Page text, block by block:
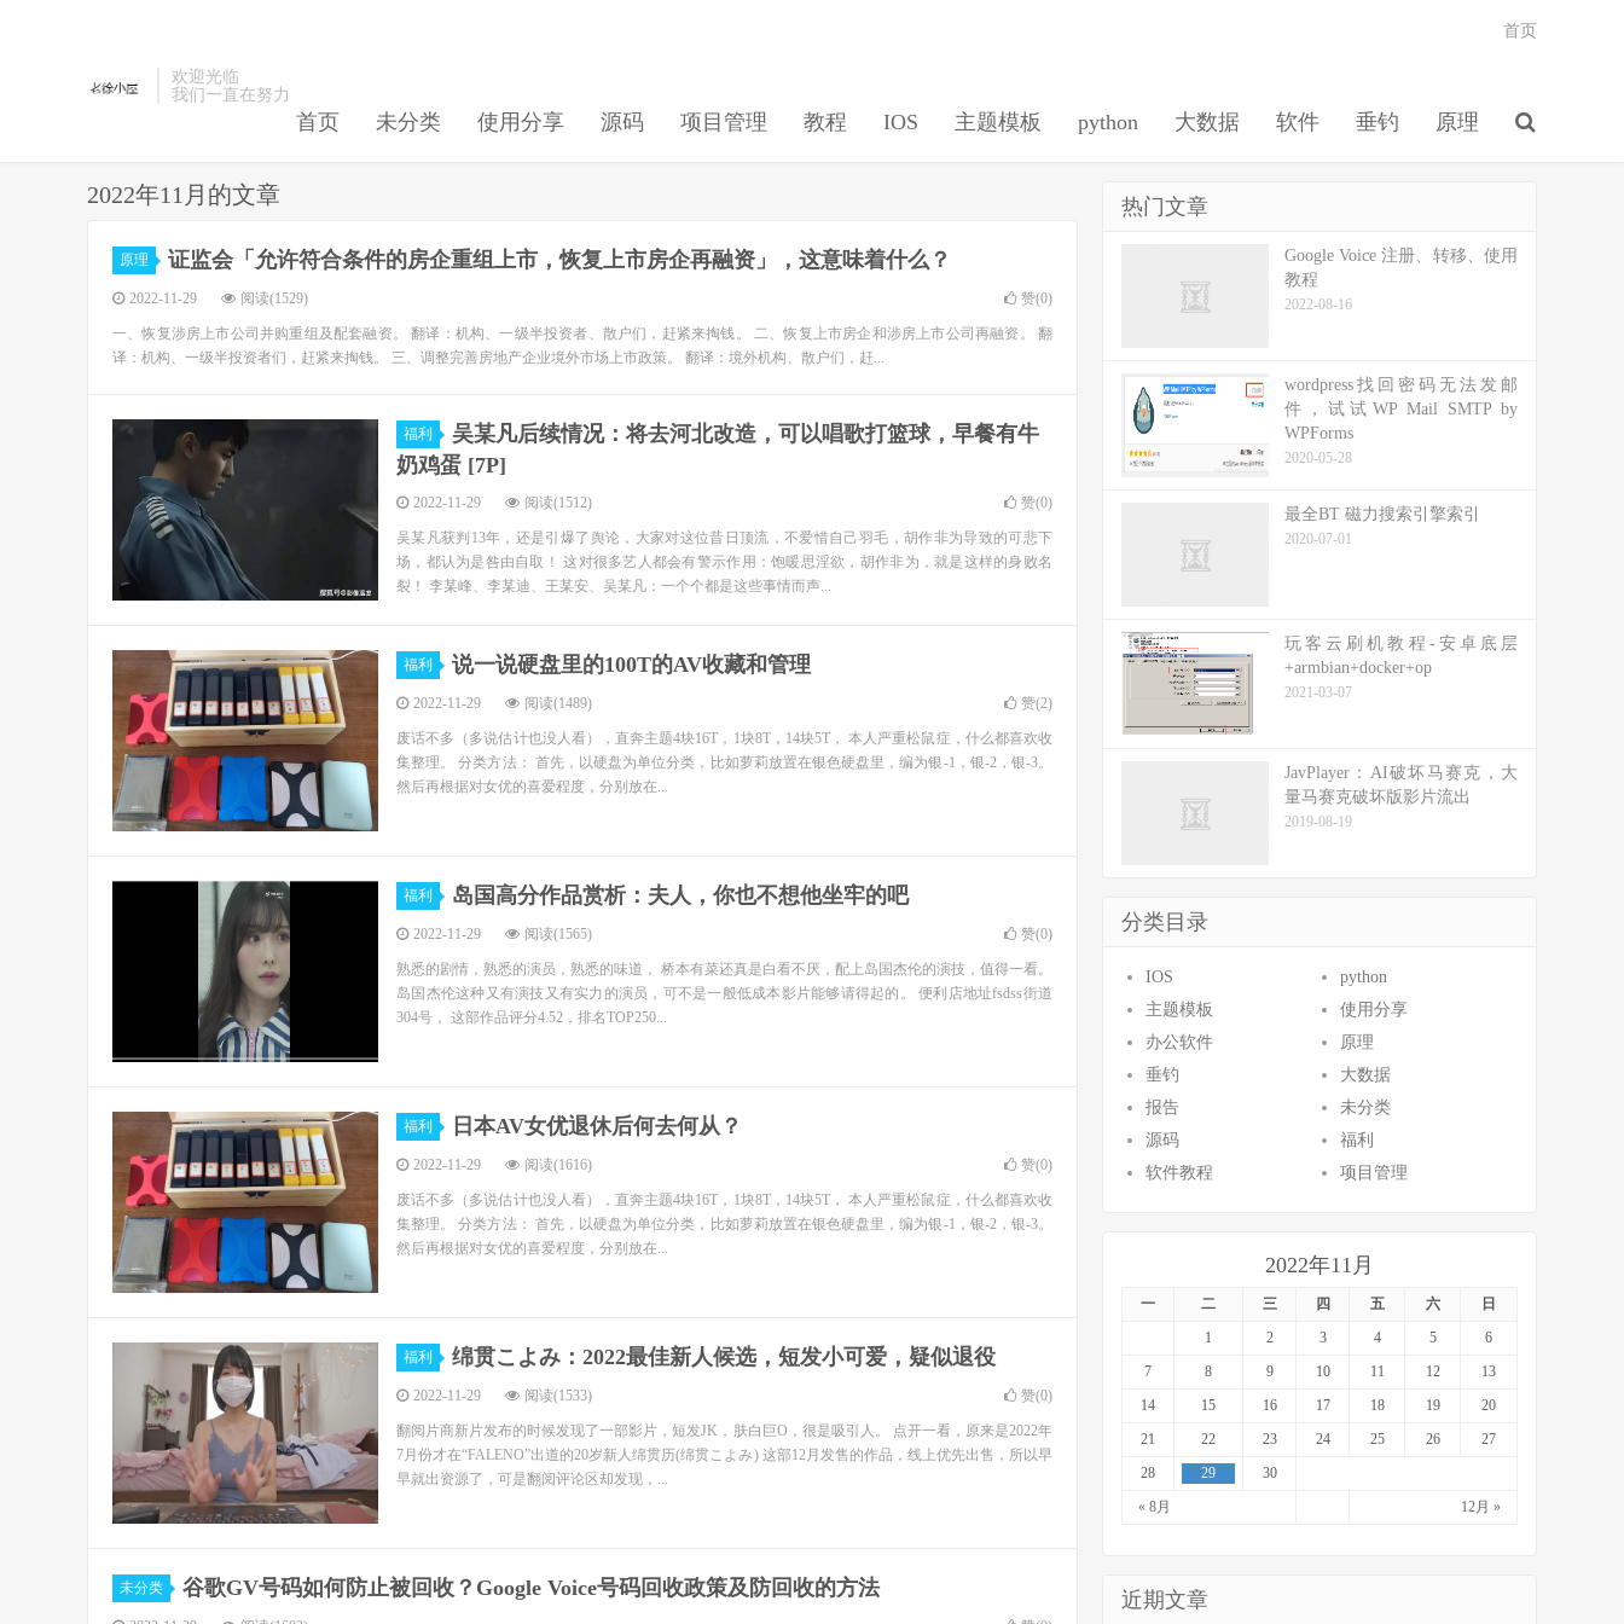
欢迎光临
我们一直在努力
首页 未分类 使用分享 源码 项目管理 教程 IOS 主题模板 python 大数据 软件 垂钓 原理
首页
2022年11月的文章
原理 证监会「允许符合条件的房企重组上市，恢复上市房企再融资」，这意味着什么？
2022-11-29 阅读(1529) 赞(0)
一、恢复涉房上市公司并购重组及配套融资。 翻译：机构、一级半投资者、散户们，赶紧来掏钱。 二、恢复上市房企和涉房上市公司再融资。 翻
译：机构、一级半投资者们，赶紧来掏钱。 三、调整完善房地产企业境外市场上市政策。 翻译：境外机构、散户们，赶...
福利
吴某凡后续情况：将去河北改造，可以唱歌打篮球，早餐有牛
奶鸡蛋 [7P]
2022-11-29 阅读(1512) 赞(0)
吴某凡获判13年，还是引爆了舆论，大家对这位昔日顶流，不爱惜自己羽毛，胡作非为导致的可悲下
场，都认为是咎由自取！ 这对很多艺人都会有警示作用：饱暖思淫欲，胡作非为，就是这样的身败名
裂！ 李某峰、李某迪、王某安、吴某凡：一个个都是这些事情而声...
福利 说一说硬盘里的100T的AV收藏和管理
2022-11-29 阅读(1489) 赞(2)
废话不多（多说估计也没人看），直奔主题4块16T，1块8T，14块5T， 本人严重松鼠症，什么都喜欢收
集整理。 分类方法： 首先，以硬盘为单位分类，比如萝莉放置在银色硬盘里，编为银-1，银-2，银-3。
然后再根据对女优的喜爱程度，分别放在...
福利 岛国高分作品赏析：夫人，你也不想他坐牢的吧
2022-11-29 阅读(1565) 赞(0)
熟悉的剧情，熟悉的演员，熟悉的味道， 桥本有菜还真是白看不厌，配上岛国杰伦的演技，值得一看。
岛国杰伦这种又有演技又有实力的演员，可不是一般低成本影片能够请得起的。 便利店地址fsdss街道
304号， 这部作品评分4.52，排名TOP250...
福利 日本AV女优退休后何去何从？
2022-11-29 阅读(1616) 赞(0)
废话不多（多说估计也没人看），直奔主题4块16T，1块8T，14块5T， 本人严重松鼠症，什么都喜欢收
集整理。 分类方法： 首先，以硬盘为单位分类，比如萝莉放置在银色硬盘里，编为银-1，银-2，银-3。
然后再根据对女优的喜爱程度，分别放在...
福利 绵贯こよみ：2022最佳新人候选，短发小可爱，疑似退役
2022-11-29 阅读(1533) 赞(0)
翻阅片商新片发布的时候发现了一部影片，短发JK，肤白巨O，很是吸引人。 点开一看，原来是2022年
7月份才在“FALENO”出道的20岁新人绵贯历(绵贯こよみ) 这部12月发售的作品，线上优先出售，所以早
早就出资源了，可是翻阅评论区却发现，...
未分类 谷歌GV号码如何防止被回收？Google Voice号码回收政策及防回收的方法
热门文章
Google Voice 注册、转移、使用
教程
2022-08-16
wordpress找回密码无法发邮
件，试试WP Mail SMTP by
WPForms
2020-05-28
最全BT 磁力搜索引擎索引
2020-07-01
玩客云刷机教程-安卓底层
+armbian+docker+op
2021-03-07
JavPlayer：AI破坏马赛克，大
量马赛克破坏版影片流出
2019-08-19
分类目录
IOS
python
主题模板
使用分享
办公软件
原理
垂钓
大数据
报告
未分类
源码
福利
软件教程
项目管理
2022年11月
一 二 三 四 五 六 日
« 8月 12月 »
1 2 3 4 5
6
7
8 9 10 11 12
13
14
15 16 17 18 19
20
21
22 23 24 25 26
27
28
29 30
近期文章